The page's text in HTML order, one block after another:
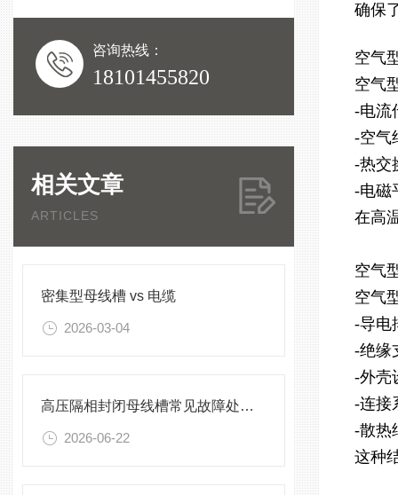
咨询热线：
18101455820
相关文章
ARTICLES
密集型母线槽 vs 电缆
2026-03-04
高压隔相封闭母线槽常见故障处理方案
2026-06-22
确保
空气
空气
-电流
-空气
-热交
-电磁
在高
空气
空气
-导电
-绝缘
-外壳
-连接
-散热
这种